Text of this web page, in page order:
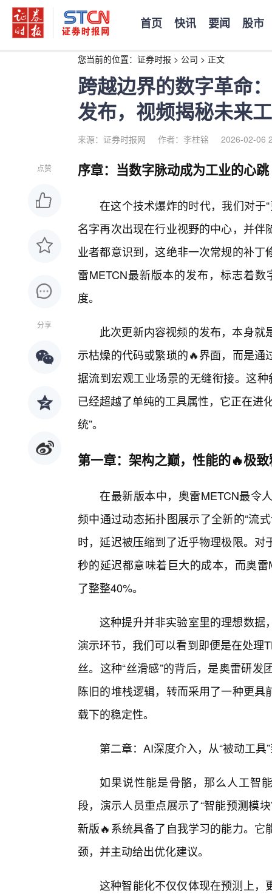
首页 快讯 要闻 股市
您当前的位置： 证券时报 > 公司 > 正文
跨越边界的数字革命
发布，视频揭秘未来
来源：证券时报网 作者：李柱铭 2026-02-06
点赞
分享
序章：当数字脉动成为工业的心跳
在这个技术爆炸的时代，我们对于
名字再次出现在行业视野的中心，并
业者都意识到，这绝非一次常规的补
雷METCN最新版本的发布，标志着
度。
此次更新内容视频的发布，本身
示枯燥的代码或繁琐的🔥界面，而是
据流到宏观工业场景的无缝衔接。这
已经超越了单纯的工具属性，它正在进
统”。
第一章：架构之巅，性能的🔥极
在最新版本中，奥雷METCN最令
频中通过动态拓扑图展示了全新的“流
时，延迟被压缩到了近乎物理极限。
秒的延迟都意味着巨大的成本，而奥
了整整40%。
这种提升并非实验室里的理想数据
演示环节，我们可以看到即便是在处理
丝。这种“丝滑感”的背后，是奥雷研
陈旧的堆栈逻辑，转而采用了一种更
载下的稳定性。
第二章：AI深度介入，从“被动工具
如果说性能是骨骼，那么人工智
段，演示人员重点展示了“智能预测模
新版🔥系统具备了自我学习的能力。
颈，并主动给出优化建议。
这种智能化不仅仅体现在预测上，